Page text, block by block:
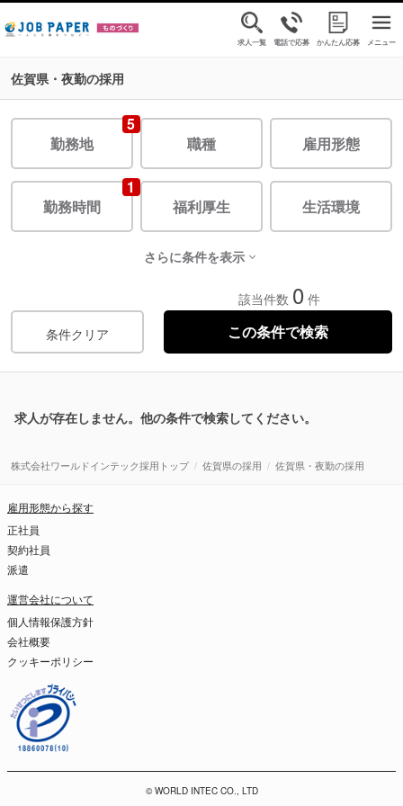
求人一覧 電話で応募 かんたん応募 メニュー
佐賀県・夜勤の採用
5
勤務地
職種 雇用形態
1
勤務時間
福利厚生 生活環境
さらに条件を表示
条件クリア
該当件数 0 件
求人が存在しません。他の条件で検索してください。
株式会社ワールドインテック採用トップ 佐賀県の採用 佐賀県・夜勤の採用
雇用形態から探す
正社員
契約社員
派遣
運営会社について
個人情報保護方針
会社概要
クッキーポリシー
© WORLD INTEC CO., LTD